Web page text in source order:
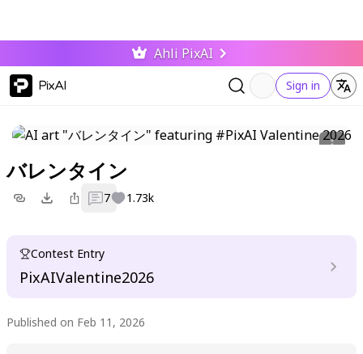
Ahli PixAI
PixAI Sign in
バレンタイン
7 1.73k
Contest Entry
PixAIValentine2026
Published on Feb 11, 2026